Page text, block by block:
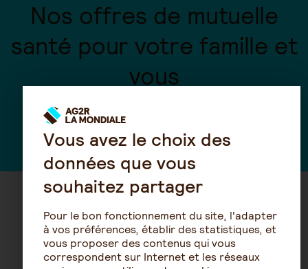
Nos offres de mutuelle
santé pour votre famille et
vous
Découvrez notre offre
Découvrez nos conseils sur la
même thématique
Vous avez le choix des
données que vous
souhaitez partager
Pour le bon fonctionnement du site, l'adapter
à vos préférences, établir des statistiques, et
vous proposer des contenus qui vous
correspondent sur Internet et les réseaux